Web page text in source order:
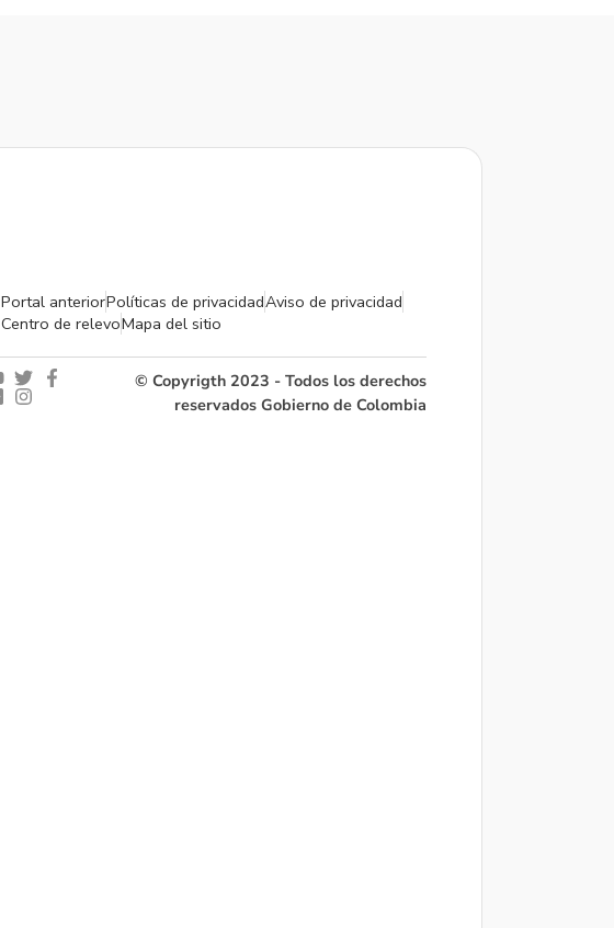
Portal anteriorPolíticas de privacidadAviso de privacidad
Centro de relevoMapa del sitio
© Copyrigth 2023 - Todos los derechos
reservados Gobierno de Colombia